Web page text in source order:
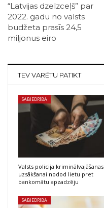
“Latvijas dzelzceļš” par
2022. gadu no valsts
budžeta prasīs 24,5
miljonus eiro
TEV VARĒTU PATIKT
SABIEDRĪBA
Valsts policija kriminālvajāšanas
uzsākšanai nodod lietu pret
bankomātu apzadzēju
SABIEDRĪBA